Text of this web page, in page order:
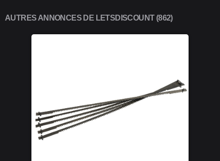
AUTRES ANNONCES DE LETSDISCOUNT (862)